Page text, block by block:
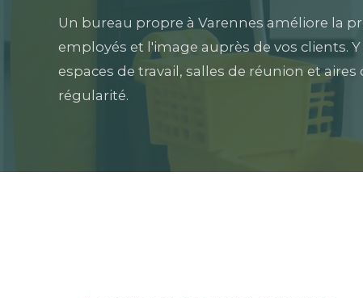
Un bureau propre à Varennes améliore la
employés et l'image auprès de vos clients.
espaces de travail, salles de réunion et
régularité.